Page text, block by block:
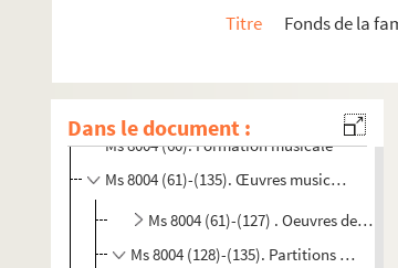
Titre
Fonds de la
Dans le document :
Ms 8004 (25)-(53). Amédée Reuchsel
Ms 8004 (60)-(147). Maurice Reuchsel
Ms 8004 (60). Formation musicale
Ms 8004 (61)-(135). Œuvres musicales
Ms 8004 (61)-(127) . Oeuvres de
Ms 8004 (128)-(135). Partitions d'autres